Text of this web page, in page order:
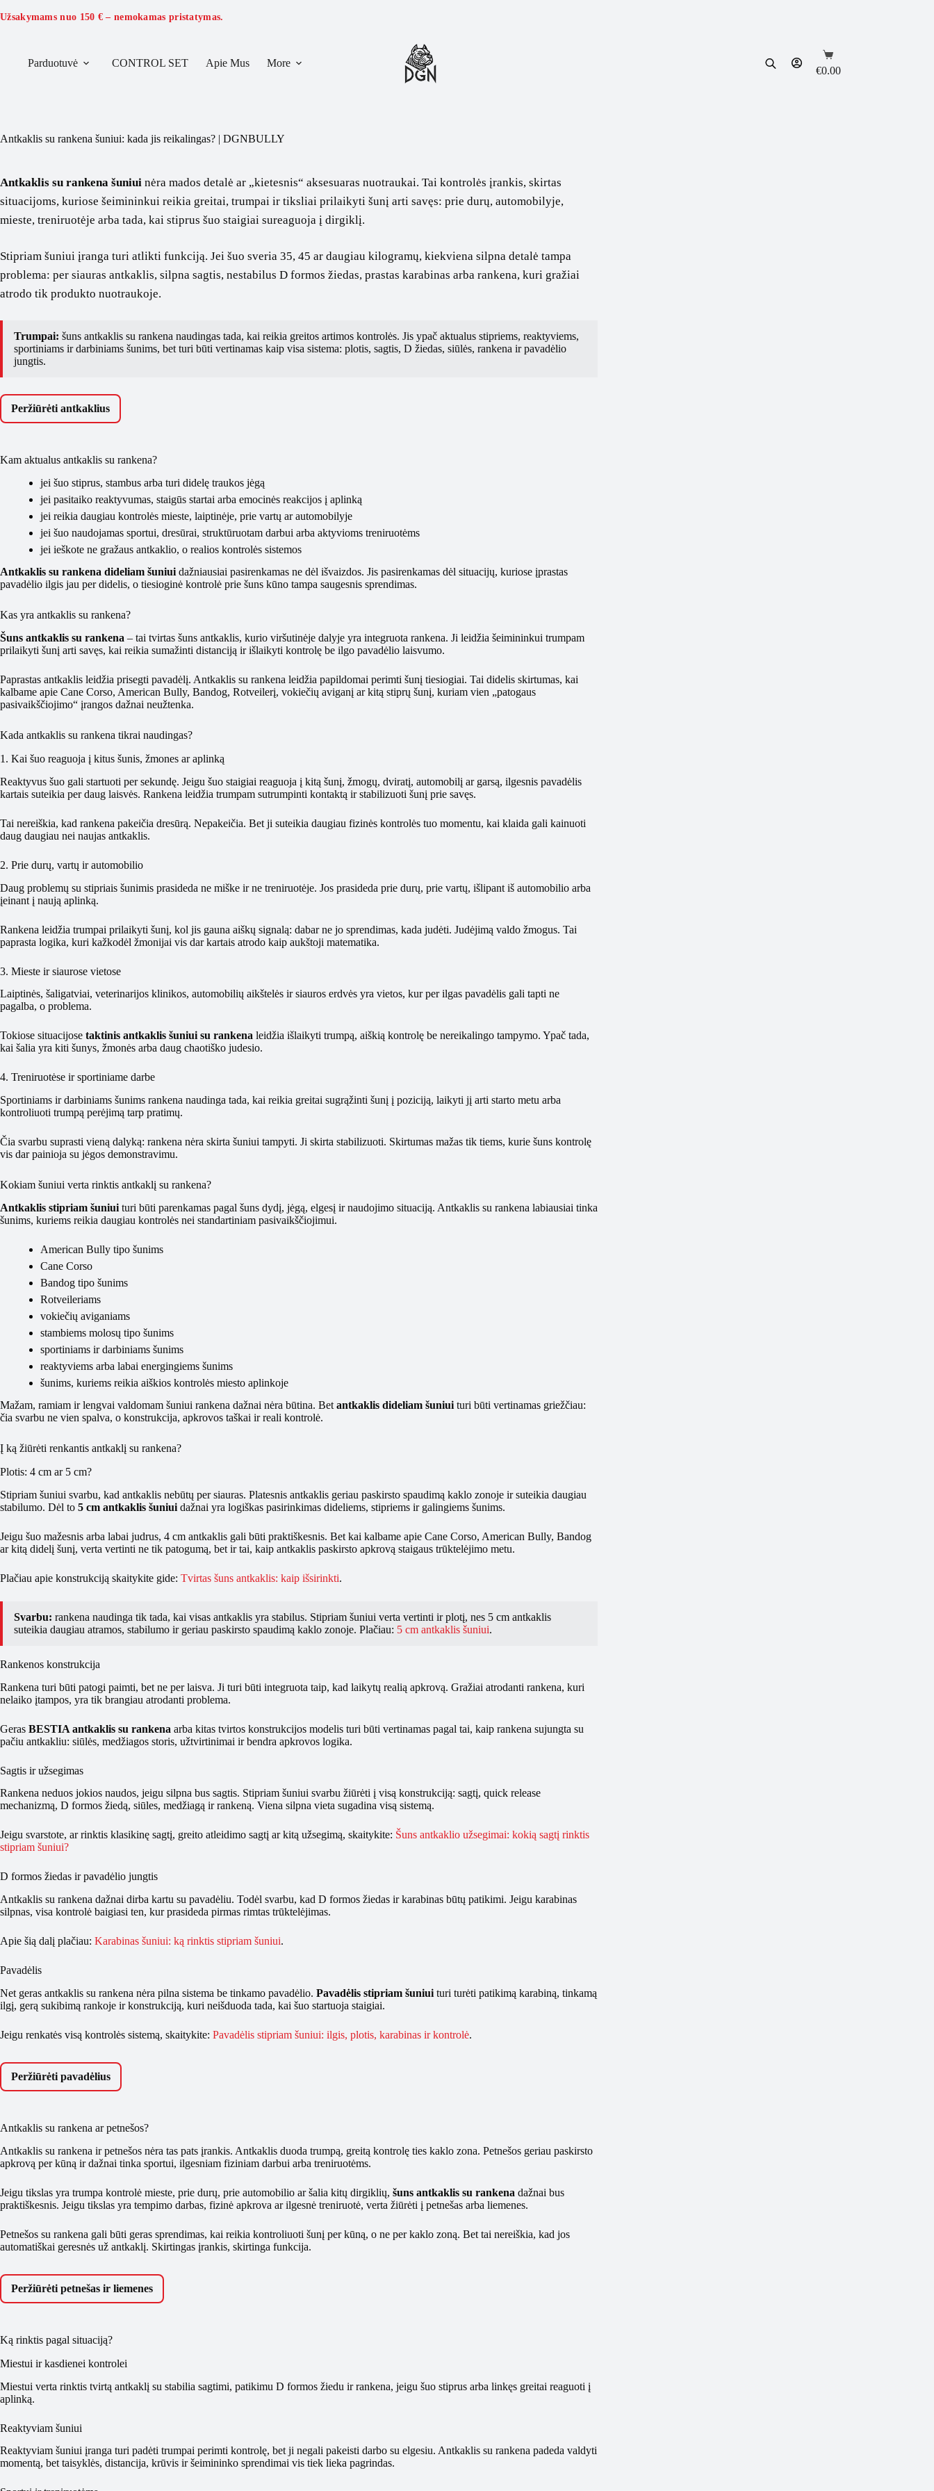
to
Užsakymams nuo 150 € – nemokamas pristatymas.
Parduotuvė CONTROL SET Apie Mus More
Shopping
cart
€0.00
Antkaklis su rankena šuniui: kada jis reikalingas? | DGNBULLY
Antkaklis su rankena šuniui nėra mados detalė ar „kietesnis“ aksesuaras nuotraukai. Tai kontrolės įrankis, skirtas
situacijoms, kuriose šeimininkui reikia greitai, trumpai ir tiksliai prilaikyti šunį arti savęs: prie durų, automobilyje,
mieste, treniruotėje arba tada, kai stiprus šuo staigiai sureaguoja į dirgiklį.
Stipriam šuniui įranga turi atlikti funkciją. Jei šuo sveria 35, 45 ar daugiau kilogramų, kiekviena silpna detalė tampa
problema: per siauras antkaklis, silpna sagtis, nestabilus D formos žiedas, prastas karabinas arba rankena, kuri gražiai
atrodo tik produkto nuotraukoje.
Trumpai: šuns antkaklis su rankena naudingas tada, kai reikia greitos artimos kontrolės. Jis ypač aktualus stipriems, reaktyviems,
sportiniams ir darbiniams šunims, bet turi būti vertinamas kaip visa sistema: plotis, sagtis, D žiedas, siūlės, rankena ir pavadėlio
jungtis.
Peržiūrėti antkaklius
Kam aktualus antkaklis su rankena?
jei šuo stiprus, stambus arba turi didelę traukos jėgą
jei pasitaiko reaktyvumas, staigūs startai arba emocinės reakcijos į aplinką
jei reikia daugiau kontrolės mieste, laiptinėje, prie vartų ar automobilyje
jei šuo naudojamas sportui, dresūrai, struktūruotam darbui arba aktyvioms treniruotėms
jei ieškote ne gražaus antkaklio, o realios kontrolės sistemos
Antkaklis su rankena dideliam šuniui dažniausiai pasirenkamas ne dėl išvaizdos. Jis pasirenkamas dėl situacijų, kuriose įprastas
pavadėlio ilgis jau per didelis, o tiesioginė kontrolė prie šuns kūno tampa saugesnis sprendimas.
Kas yra antkaklis su rankena?
Šuns antkaklis su rankena – tai tvirtas šuns antkaklis, kurio viršutinėje dalyje yra integruota rankena. Ji leidžia šeimininkui trumpam
prilaikyti šunį arti savęs, kai reikia sumažinti distanciją ir išlaikyti kontrolę be ilgo pavadėlio laisvumo.
Paprastas antkaklis leidžia prisegti pavadėlį. Antkaklis su rankena leidžia papildomai perimti šunį tiesiogiai. Tai didelis skirtumas, kai
kalbame apie Cane Corso, American Bully, Bandog, Rotveilerį, vokiečių aviganį ar kitą stiprų šunį, kuriam vien „patogaus
pasivaikščiojimo“ įrangos dažnai neužtenka.
Kada antkaklis su rankena tikrai naudingas?
1. Kai šuo reaguoja į kitus šunis, žmones ar aplinką
Reaktyvus šuo gali startuoti per sekundę. Jeigu šuo staigiai reaguoja į kitą šunį, žmogų, dviratį, automobilį ar garsą, ilgesnis pavadėlis
kartais suteikia per daug laisvės. Rankena leidžia trumpam sutrumpinti kontaktą ir stabilizuoti šunį prie savęs.
Tai nereiškia, kad rankena pakeičia dresūrą. Nepakeičia. Bet ji suteikia daugiau fizinės kontrolės tuo momentu, kai klaida gali kainuoti
daug daugiau nei naujas antkaklis.
2. Prie durų, vartų ir automobilio
Daug problemų su stipriais šunimis prasideda ne miške ir ne treniruotėje. Jos prasideda prie durų, prie vartų, išlipant iš automobilio arba
įeinant į naują aplinką.
Rankena leidžia trumpai prilaikyti šunį, kol jis gauna aiškų signalą: dabar ne jo sprendimas, kada judėti. Judėjimą valdo žmogus. Tai
paprasta logika, kuri kažkodėl žmonijai vis dar kartais atrodo kaip aukštoji matematika.
3. Mieste ir siaurose vietose
Laiptinės, šaligatviai, veterinarijos klinikos, automobilių aikštelės ir siauros erdvės yra vietos, kur per ilgas pavadėlis gali tapti ne
pagalba, o problema.
Tokiose situacijose taktinis antkaklis šuniui su rankena leidžia išlaikyti trumpą, aiškią kontrolę be nereikalingo tampymo. Ypač tada,
kai šalia yra kiti šunys, žmonės arba daug chaotiško judesio.
4. Treniruotėse ir sportiniame darbe
Sportiniams ir darbiniams šunims rankena naudinga tada, kai reikia greitai sugrąžinti šunį į poziciją, laikyti jį arti starto metu arba
kontroliuoti trumpą perėjimą tarp pratimų.
Čia svarbu suprasti vieną dalyką: rankena nėra skirta šuniui tampyti. Ji skirta stabilizuoti. Skirtumas mažas tik tiems, kurie šuns kontrolę
vis dar painioja su jėgos demonstravimu.
Kokiam šuniui verta rinktis antkaklį su rankena?
Antkaklis stipriam šuniui turi būti parenkamas pagal šuns dydį, jėgą, elgesį ir naudojimo situaciją. Antkaklis su rankena labiausiai tinka
šunims, kuriems reikia daugiau kontrolės nei standartiniam pasivaikščiojimui.
American Bully tipo šunims
Cane Corso
Bandog tipo šunims
Rotveileriams
vokiečių aviganiams
stambiems molosų tipo šunims
sportiniams ir darbiniams šunims
reaktyviems arba labai energingiems šunims
šunims, kuriems reikia aiškios kontrolės miesto aplinkoje
Mažam, ramiam ir lengvai valdomam šuniui rankena dažnai nėra būtina. Bet antkaklis dideliam šuniui turi būti vertinamas griežčiau:
čia svarbu ne vien spalva, o konstrukcija, apkrovos taškai ir reali kontrolė.
Į ką žiūrėti renkantis antkaklį su rankena?
Plotis: 4 cm ar 5 cm?
Stipriam šuniui svarbu, kad antkaklis nebūtų per siauras. Platesnis antkaklis geriau paskirsto spaudimą kaklo zonoje ir suteikia daugiau
stabilumo. Dėl to 5 cm antkaklis šuniui dažnai yra logiškas pasirinkimas dideliems, stipriems ir galingiems šunims.
Jeigu šuo mažesnis arba labai judrus, 4 cm antkaklis gali būti praktiškesnis. Bet kai kalbame apie Cane Corso, American Bully, Bandog
ar kitą didelį šunį, verta vertinti ne tik patogumą, bet ir tai, kaip antkaklis paskirsto apkrovą staigaus trūktelėjimo metu.
Plačiau apie konstrukciją skaitykite gide: Tvirtas šuns antkaklis: kaip išsirinkti.
Svarbu: rankena naudinga tik tada, kai visas antkaklis yra stabilus. Stipriam šuniui verta vertinti ir plotį, nes 5 cm antkaklis
suteikia daugiau atramos, stabilumo ir geriau paskirsto spaudimą kaklo zonoje. Plačiau: 5 cm antkaklis šuniui.
Rankenos konstrukcija
Rankena turi būti patogi paimti, bet ne per laisva. Ji turi būti integruota taip, kad laikytų realią apkrovą. Gražiai atrodanti rankena, kuri
nelaiko įtampos, yra tik brangiau atrodanti problema.
Geras BESTIA antkaklis su rankena arba kitas tvirtos konstrukcijos modelis turi būti vertinamas pagal tai, kaip rankena sujungta su
pačiu antkakliu: siūlės, medžiagos storis, užtvirtinimai ir bendra apkrovos logika.
Sagtis ir užsegimas
Rankena neduos jokios naudos, jeigu silpna bus sagtis. Stipriam šuniui svarbu žiūrėti į visą konstrukciją: sagtį, quick release
mechanizmą, D formos žiedą, siūles, medžiagą ir rankeną. Viena silpna vieta sugadina visą sistemą.
Jeigu svarstote, ar rinktis klasikinę sagtį, greito atleidimo sagtį ar kitą užsegimą, skaitykite: Šuns antkaklio užsegimai: kokią sagtį rinktis
stipriam šuniui?
D formos žiedas ir pavadėlio jungtis
Antkaklis su rankena dažnai dirba kartu su pavadėliu. Todėl svarbu, kad D formos žiedas ir karabinas būtų patikimi. Jeigu karabinas
silpnas, visa kontrolė baigiasi ten, kur prasideda pirmas rimtas trūktelėjimas.
Apie šią dalį plačiau: Karabinas šuniui: ką rinktis stipriam šuniui.
Pavadėlis
Net geras antkaklis su rankena nėra pilna sistema be tinkamo pavadėlio. Pavadėlis stipriam šuniui turi turėti patikimą karabiną, tinkamą
ilgį, gerą sukibimą rankoje ir konstrukciją, kuri neišduoda tada, kai šuo startuoja staigiai.
Jeigu renkatės visą kontrolės sistemą, skaitykite: Pavadėlis stipriam šuniui: ilgis, plotis, karabinas ir kontrolė.
Peržiūrėti pavadėlius
Antkaklis su rankena ar petnešos?
Antkaklis su rankena ir petnešos nėra tas pats įrankis. Antkaklis duoda trumpą, greitą kontrolę ties kaklo zona. Petnešos geriau paskirsto
apkrovą per kūną ir dažnai tinka sportui, ilgesniam fiziniam darbui arba treniruotėms.
Jeigu tikslas yra trumpa kontrolė mieste, prie durų, prie automobilio ar šalia kitų dirgiklių, šuns antkaklis su rankena dažnai bus
praktiškesnis. Jeigu tikslas yra tempimo darbas, fizinė apkrova ar ilgesnė treniruotė, verta žiūrėti į petnešas arba liemenes.
Petnešos su rankena gali būti geras sprendimas, kai reikia kontroliuoti šunį per kūną, o ne per kaklo zoną. Bet tai nereiškia, kad jos
automatiškai geresnės už antkaklį. Skirtingas įrankis, skirtinga funkcija.
Peržiūrėti petnešas ir liemenes
Ką rinktis pagal situaciją?
Miestui ir kasdienei kontrolei
Miestui verta rinktis tvirtą antkaklį su stabilia sagtimi, patikimu D formos žiedu ir rankena, jeigu šuo stiprus arba linkęs greitai reaguoti į
aplinką.
Reaktyviam šuniui
Reaktyviam šuniui įranga turi padėti trumpai perimti kontrolę, bet ji negali pakeisti darbo su elgesiu. Antkaklis su rankena padeda valdyti
momentą, bet taisyklės, distancija, krūvis ir šeimininko sprendimai vis tiek lieka pagrindas.